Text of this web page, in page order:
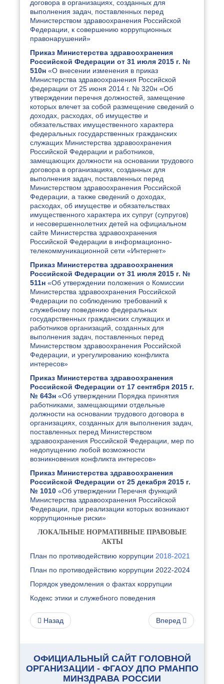
договора в организациях, созданных для
выполнения задач, поставленных перед
Министерством здравоохранения Российской
Федерации, к совершению коррупционных
правонарушений»
Приказ Министерства здравоохранения
Российской Федерации от 31 июля 2015 г. №
510н «О внесении изменения в приказ
Министерства здравоохранения Российской
федерации от 25 июня 2014 г. № 320н «Об
утверждении перечня должностей, замещение
которых влечет за собой размещение сведений о
доходах, расходах, об имуществе и
обязательствах имущественного характера
федеральных государственных гражданских
служащих Министерства здравоохранения
Российской Федерации и работников,
замещающих должности на основании трудового
договора в организациях, созданных для
выполнения задач, поставленных перед
Министерством здравоохранения Российской
Федерации, а также сведений о доходах,
расходах, об имуществе и обязательствах
имущественного характера их супруг (супругов)
и несовершеннолетних детей на официальном
сайте Министерства здравоохранения
Российской Федерации в информационно-
телекоммуникационной сети «Интернет»
Приказ Министерства здравоохранения
Российской Федерации от 31 июля 2015 г. №
511н «Об утверждении положения о Комиссии
Министерства здравоохранения Российской
Федерации по соблюдению требований к
служебному поведению федеральных
государственных гражданских служащих и
работников организаций, созданных для
выполнения задач, поставленных перед
Министерством здравоохранения Российской
Федерации, и урегулированию конфликта
интересов»
Приказ Министерства здравоохранения
Российской Федерации от 17 сентября 2015 г.
№ 643н «Об утверждении Порядка принятия
работниками, замещающими отдельные
должности на основании трудового договора в
организациях, созданных для выполнения задач,
поставленных перед Министерством
здравоохранения Российской Федерации, мер по
недопущению любой возможности
возникновения конфликта интересов»
Приказ Министерства здравоохранения
Российской Федерации от 25 декабря 2015 г.
№ 1010 «Об утверждении Перечня функций
Министерства здравоохранения Российской
Федерации, при реализации которых возникают
коррупционные риски»
ЛОКАЛЬНЫЕ НОРМАТИВНЫЕ ПРАВОВЫЕ
АКТЫ
План по противодействию коррупции 2018-2021
План по противодействию коррупции 2022-2024
Порядок уведомления о фактах коррупции
Кодекс этики и служебного поведения
Назад Вперед
ОФИЦИАЛЬНЫЙ САЙТ ГОЛОВНОЙ
ОРГАНИЗАЦИИ - ФГАОУ ДПО РМАНПО
МИНЗДРАВА РОССИИ